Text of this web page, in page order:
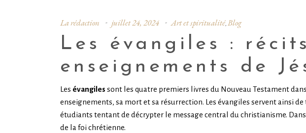
La rédaction juillet 24, 2024 Art et spiritualité, Blog
Les évangiles :
enseignements de
Les évangiles sont les quatre premiers livres du Nouveau Testament
enseignements, sa mort et sa résurrection. Les évangiles servent ainsi
étudiants tentant de décrypter le message central du christianisme.
de la foi chrétienne.